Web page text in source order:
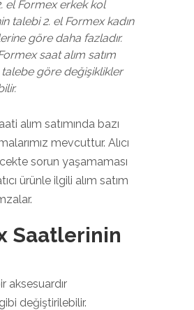
el Formex erkek kol
talebi 2. el Formex kadın
göre daha fazladır.
saat alım satım
talebe göre değişiklikler
alım satımında bazı
mevcuttur. Alıcı
sorun yaşamaması
ürünle ilgili alım satım
Saatlerinin
aksesuardır
değiştirilebilir.